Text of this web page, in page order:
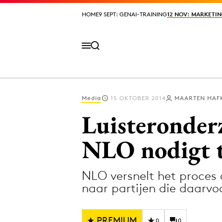
HOME9 SEPT: GENAI-TRAINING12 NOV:
HOME9 SEPT: GENAI-TRAINING12 NOV:
Design
Digital
Diversiteit
Media 15 OKTOBER 2014 MAARTEN
NLO nodigt
NLO versnelt het
naar partijen die
0 0